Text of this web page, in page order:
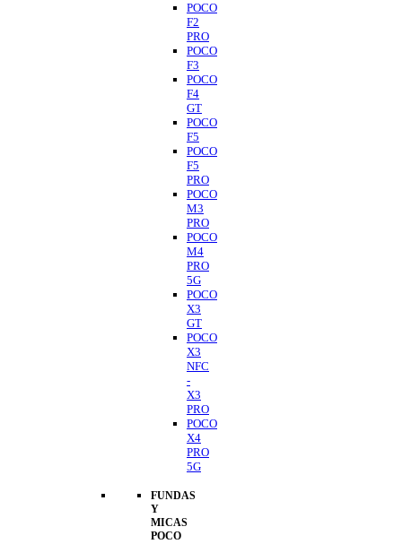
POCO
F2
PRO
POCO
F3
POCO
F4
GT
POCO
F5
POCO
F5
PRO
POCO
M3
PRO
POCO
M4
PRO
5G
POCO
X3
GT
POCO
X3
NFC
-
X3
PRO
POCO
X4
PRO
5G
FUNDAS
Y
MICAS
POCO